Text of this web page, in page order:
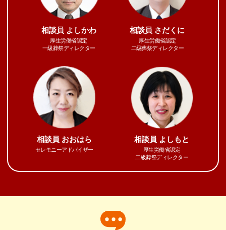
相談員 よしかわ
厚生労働省認定
一級葬祭ディレクター
相談員 さだくに
厚生労働省認定
二級葬祭ディレクター
相談員 おおはら
セレモニーアドバイザー
相談員 よしもと
厚生労働省認定
二級葬祭ディレクター